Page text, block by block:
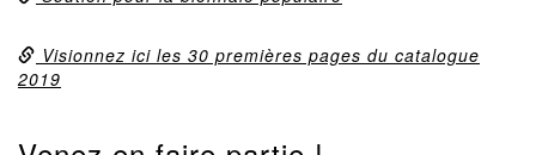
Visionnez ici les 30 premières pages du catalogue
2019